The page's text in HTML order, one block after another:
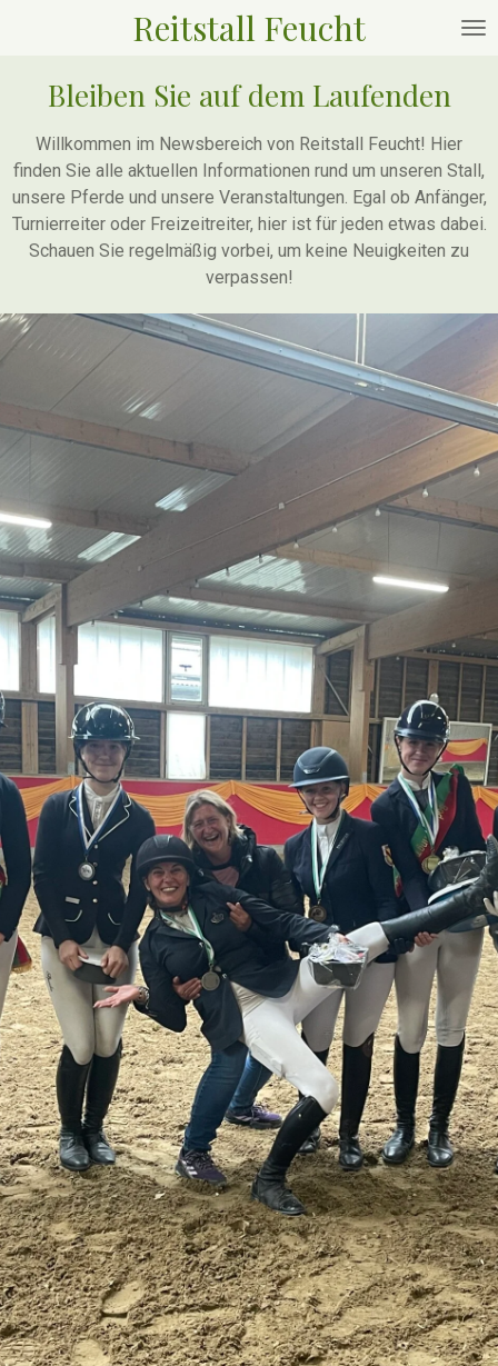
Reitstall Feucht
Bleiben Sie auf dem Laufenden
Willkommen im Newsbereich von Reitstall Feucht! Hier
finden Sie alle aktuellen Informationen rund um unseren Stall,
unsere Pferde und unsere Veranstaltungen. Egal ob Anfänger,
Turnierreiter oder Freizeitreiter, hier ist für jeden etwas dabei.
Schauen Sie regelmäßig vorbei, um keine Neuigkeiten zu
verpassen!